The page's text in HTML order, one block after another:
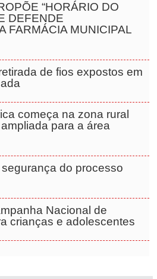
“HORÁRIO DO
DEFENDE
FARMÁCIA MUNICIPAL
de fios expostos em
começa na zona rural
para a área
do processo
Nacional de
crianças e adolescentes